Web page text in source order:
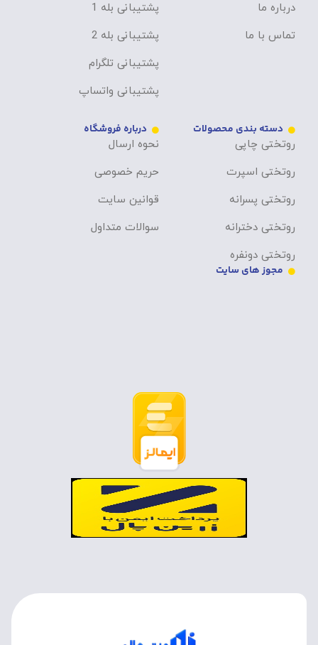
درباره ما
تماس با ما
پشتیبانی بله 1
پشتیبانی بله 2
پشتیبانی تلگرام
پشتیبانی واتساپ
دسته بندی محصولات
روتختی چاپی
روتختی اسپرت
روتختی پسرانه
روتختی دخترانه
روتختی دونفره
درباره فروشگاه
نحوه ارسال
حریم خصوصی
قوانین سایت
سوالات متداول
مجوز های سایت